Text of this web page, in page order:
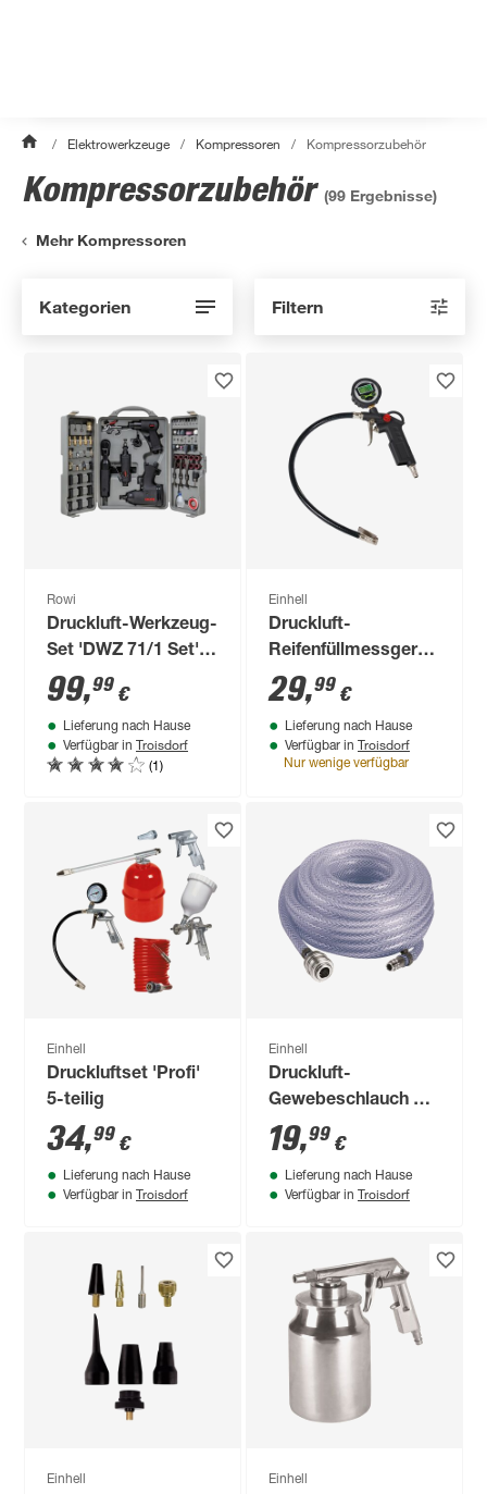
/ Elektrowerkzeuge / Kompressoren / Kompressorzubehör
Kompressorzubehör (99 Ergebnisse)
Mehr Kompressoren
Kategorien Filtern
Rowi
Druckluft-Werkzeug-
Set 'DWZ 71/1 Set'
71-teilig
99,99 €
Lieferung nach Hause
Verfügbar in Troisdorf
(1)
Einhell
Druckluft-
Reifenfüllmessgerät
digital 13 bar
29,99 €
Lieferung nach Hause
Verfügbar in Troisdorf
Nur wenige verfügbar
Einhell
Druckluftset 'Profi'
5-teilig
34,99 €
Lieferung nach Hause
Verfügbar in Troisdorf
Einhell
Druckluft-
Gewebeschlauch Ø
6 mm 10 m
19,99 €
Lieferung nach Hause
Verfügbar in Troisdorf
Einhell Einhell